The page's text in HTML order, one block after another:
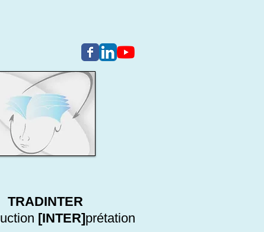
TRADINTER
uction [INTER]prétation